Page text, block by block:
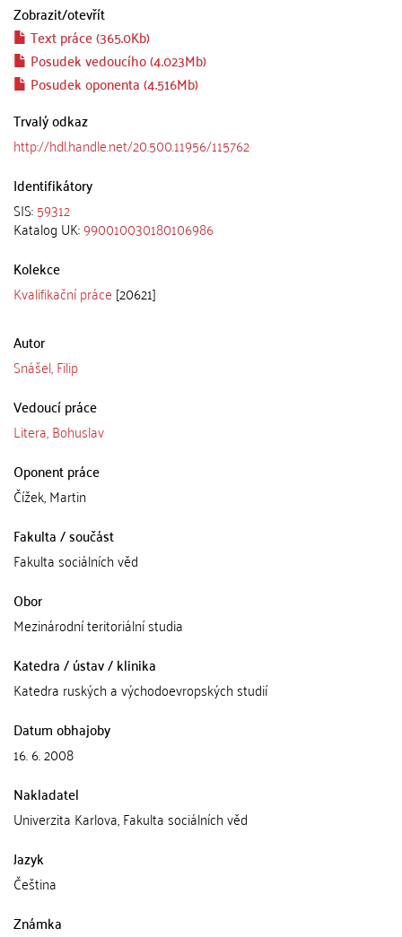
Zobrazit/otevřít
Text práce (365.0Kb)
Posudek vedoucího (4.023Mb)
Posudek oponenta (4.516Mb)
Trvalý odkaz
http://hdl.handle.net/20.500.11956/115762
Identifikátory
SIS:59312
Katalog UK:990010030180106986
Kolekce
Kvalifikační práce [20621]
Autor
Snášel, Filip
Vedoucí práce
Litera, Bohuslav
Oponent práce
Čížek, Martin
Fakulta / součást
Fakulta sociálních věd
Obor
Mezinárodní teritoriální studia
Katedra / ústav / klinika
Katedra ruských a východoevropských studií
Datum obhajoby
16. 6. 2008
Nakladatel
Univerzita Karlova, Fakulta sociálních věd
Jazyk
Čeština
Známka